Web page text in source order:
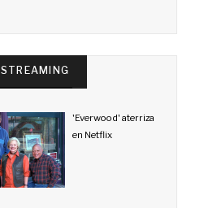
STREAMING
'Everwood' aterriza
en Netflix